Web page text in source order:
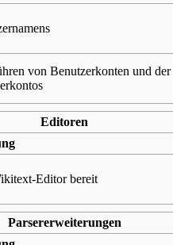
von Benutzerkonten und der
Editoren
Editor bereit
Parsererweiterungen